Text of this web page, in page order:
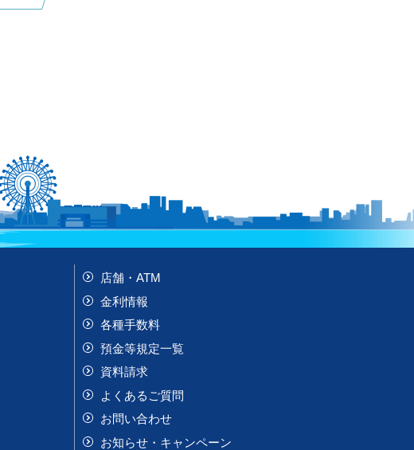
店舗・ATM
金利情報
各種手数料
預金等規定一覧
資料請求
よくあるご質問
お問い合わせ
お知らせ・キャンペーン